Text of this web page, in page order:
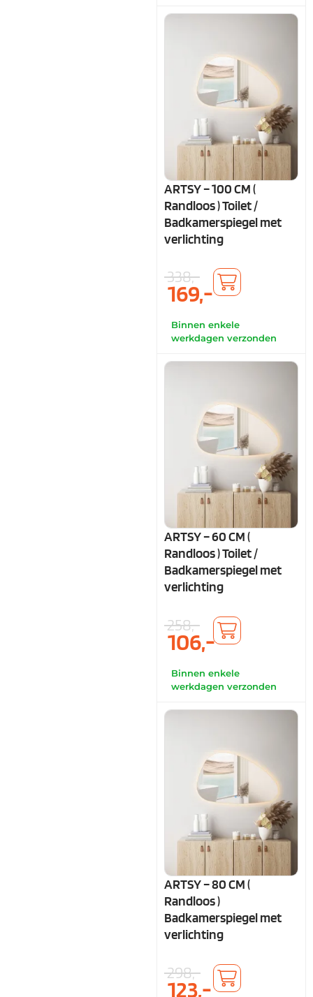
ARTSY – 100 CM (
Randloos ) Toilet /
Badkamerspiegel met
verlichting
338,-
169,-
Binnen enkele
werkdagen verzonden
ARTSY – 60 CM (
Randloos ) Toilet /
Badkamerspiegel met
verlichting
258,-
106,-
Binnen enkele
werkdagen verzonden
ARTSY – 80 CM (
Randloos )
Badkamerspiegel met
verlichting
298,-
123,-